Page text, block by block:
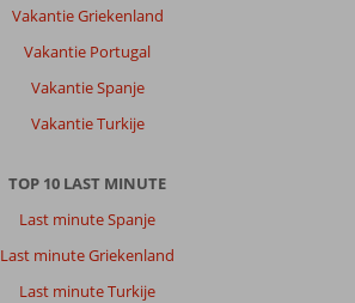
Vakantie Griekenland
Vakantie Portugal
Vakantie Spanje
Vakantie Turkije
TOP 10 LAST MINUTE
Last minute Spanje
Last minute Griekenland
Last minute Turkije